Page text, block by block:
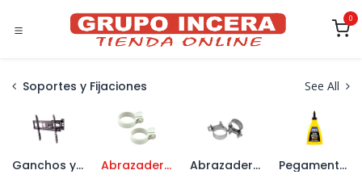
0
Soportes y Fijaciones See All
Ganchos y Soportes Abrazaderas Plásticas Abrazaderas Metálicas Pegamentos y Espumas